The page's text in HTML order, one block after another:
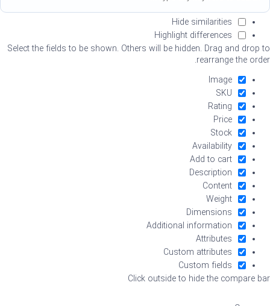
Hide similarities
Highlight differences
Select the fields to be shown. Others will be hidden. Drag and drop to
rearrange the order.
Image
SKU
Rating
Price
Stock
Availability
Add to cart
Description
Content
Weight
Dimensions
Additional information
Attributes
Custom attributes
Custom fields
Click outside to hide the compare bar